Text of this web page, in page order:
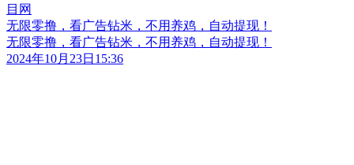
无限零撸，看广告钻米，不用养鸡，自动提现！
无限零撸，看广告钻米，不用养鸡，自动提现！
2024年10月23日15:36